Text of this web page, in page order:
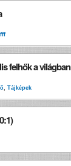
felhők a világban
, Tájképek